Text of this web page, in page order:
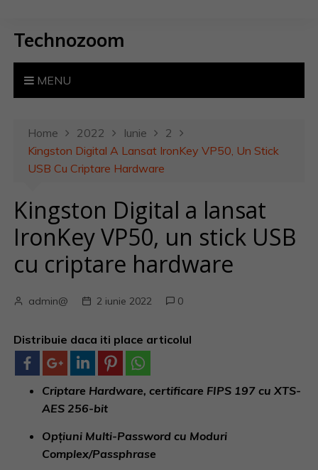
Technozoom
MENU
Home 2022 Iunie
2
Kingston Digital A Lansat IronKey VP50, Un Stick
USB Cu Criptare Hardware
Kingston Digital a lansat
IronKey VP50, un stick USB
cu criptare hardware
admin@ 2 iunie 2022 0
Distribuie daca iti place articolul
Criptare Hardware, certificare FIPS 197 cu XTS-
AES 256-bit
Opțiuni Multi-Password cu Moduri
Complex/Passphrase